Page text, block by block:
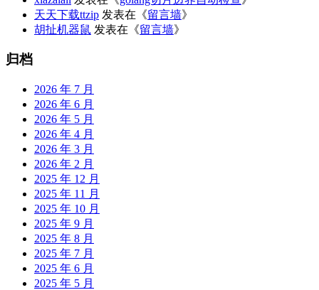
天天下载ttzip 发表在《留言墙》
胡扯机器鼠 发表在《留言墙》
归档
2026 年 7 月
2026 年 6 月
2026 年 5 月
2026 年 4 月
2026 年 3 月
2026 年 2 月
2025 年 12 月
2025 年 11 月
2025 年 10 月
2025 年 9 月
2025 年 8 月
2025 年 7 月
2025 年 6 月
2025 年 5 月